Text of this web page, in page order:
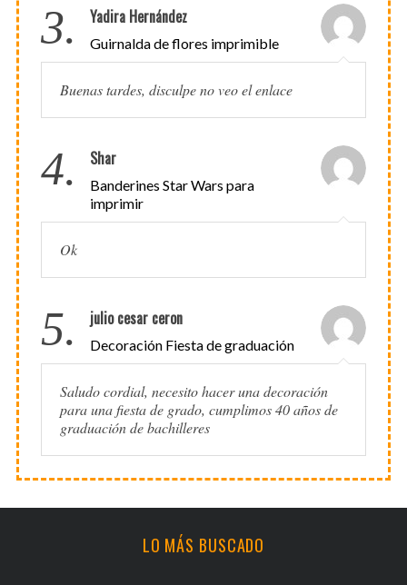
3. Yadira Hernández
Guirnalda de flores imprimible
Buenas tardes, disculpe no veo el enlace
4. Shar
Banderines Star Wars para
imprimir
Ok
5. julio cesar ceron
Decoración Fiesta de graduación
Saludo cordial, necesito hacer una decoración
para una fiesta de grado, cumplimos 40 años de
graduación de bachilleres
LO MÁS BUSCADO